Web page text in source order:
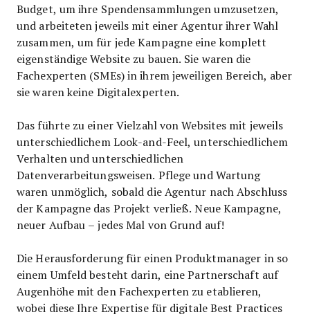
Budget, um ihre Spendensammlungen umzusetzen,
und arbeiteten jeweils mit einer Agentur ihrer Wahl
zusammen, um für jede Kampagne eine komplett
eigenständige Website zu bauen. Sie waren die
Fachexperten (SMEs) in ihrem jeweiligen Bereich, aber
sie waren keine Digitalexperten.
Das führte zu einer Vielzahl von Websites mit jeweils
unterschiedlichem Look-and-Feel, unterschiedlichem
Verhalten und unterschiedlichen
Datenverarbeitungsweisen. Pflege und Wartung
waren unmöglich, sobald die Agentur nach Abschluss
der Kampagne das Projekt verließ. Neue Kampagne,
neuer Aufbau – jedes Mal von Grund auf!
Die Herausforderung für einen Produktmanager in so
einem Umfeld besteht darin, eine Partnerschaft auf
Augenhöhe mit den Fachexperten zu etablieren,
wobei diese Ihre Expertise für digitale Best Practices